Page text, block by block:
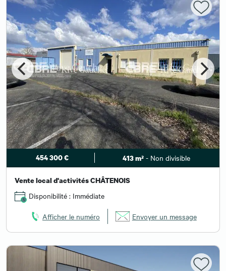
454 300 € 413 m²- Non divisible
Vente local d'activités CHÂTENOIS
Disponibilité : Immédiate
Afficher le numéro Envoyer un message